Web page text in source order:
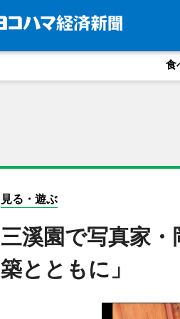
食
見る・遊ぶ
三溪園で写真家
築とともに」